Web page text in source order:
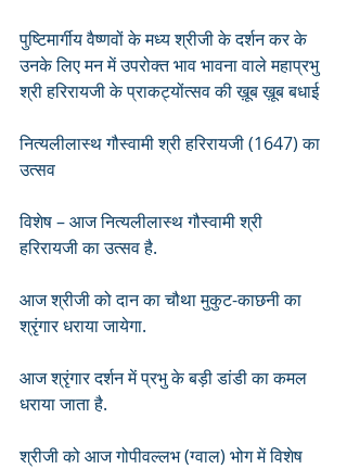
पुष्टिमार्गीय वैष्णवों के मध्य श्रीजी के दर्शन कर के
उनके लिए मन में उपरोक्त भाव भावना वाले महाप्रभु
श्री हरिरायजी के प्राकट्योंत्सव की ख़ूब ख़ूब बधाई
नित्यलीलास्थ गौस्वामी श्री हरिरायजी (1647) का
उत्सव
विशेष – आज नित्यलीलास्थ गौस्वामी श्री
हरिरायजी का उत्सव है.
आज श्रीजी को दान का चौथा मुकुट-काछनी का
श्रृंगार धराया जायेगा.
आज श्रृंगार दर्शन में प्रभु के बड़ी डांडी का कमल
धराया जाता है.
श्रीजी को आज गोपीवल्लभ (ग्वाल) भोग में विशेष